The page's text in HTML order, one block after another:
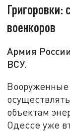
Григоровки:
военкоров
Армия
ВСУ.
объектам
Одессе уже